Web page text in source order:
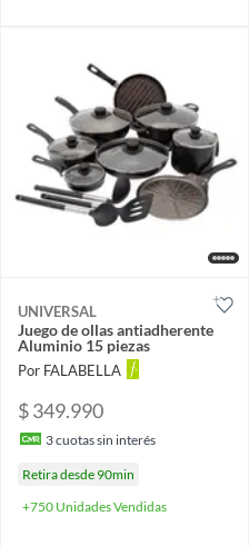
UNIVERSAL
Juego de ollas antiadherente
Aluminio 15 piezas
Por FALABELLA
$ 349.990
3cuotas sin interés
Retira desde 90min
+750 Unidades Vendidas